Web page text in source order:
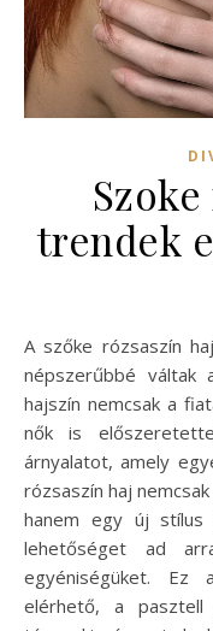
trendek
A szőke rózsaszín haj trendek az utóbbi években egyre
népszerűbbé váltak
hajszín nemcsak a
nők is
árnyalatot, amely
rózsaszín haj
hanem egy új
lehetőséget ad
egyéniségüket. Ez
elérhető, a pasztell